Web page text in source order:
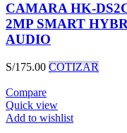
CAMARA HK-
2MP SMART
AUDIO
S/175.00 COTIZAR
Compare
Quick view
Add to wishlist